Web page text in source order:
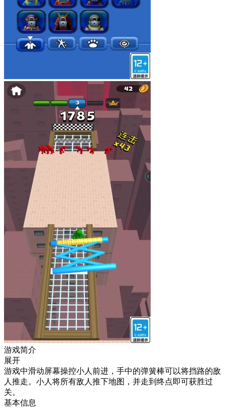
游戏简介
展开
游戏中滑动屏幕操控小人前进，手中的弹簧棒可以将挡路的敌
人推走。小人将所有敌人推下地图，并走到终点即可获胜过
关。
基本信息